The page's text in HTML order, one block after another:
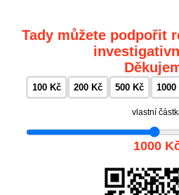
Tady můžete podpořit
100 Kč 200 Kč 500 Kč 1000
vlastní
1000